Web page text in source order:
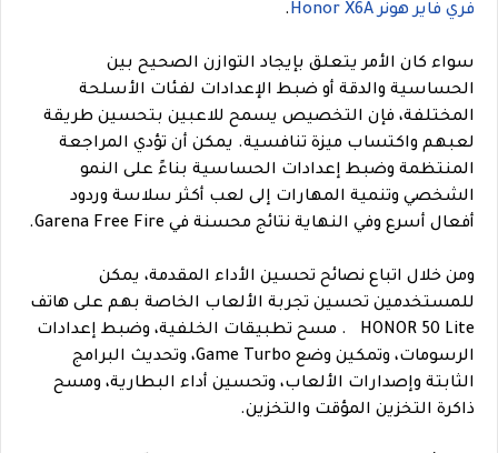
فري فاير هونر Honor X6A
.
سواء كان الأمر يتعلق بإيجاد التوازن الصحيح بين
الحساسية والدقة أو ضبط الإعدادات لفئات الأسلحة
المختلفة، فإن التخصيص يسمح للاعبين بتحسين طريقة
لعبهم واكتساب ميزة تنافسية. يمكن أن تؤدي المراجعة
المنتظمة وضبط إعدادات الحساسية بناءً على النمو
الشخصي وتنمية المهارات إلى لعب أكثر سلاسة وردود
أفعال أسرع وفي النهاية نتائج محسنة في Garena Free Fire.
ومن خلال اتباع نصائح تحسين الأداء المقدمة، يمكن
للمستخدمين تحسين تجربة الألعاب الخاصة بهم على هاتف
HONOR 50 Lite . مسح تطبيقات الخلفية، وضبط إعدادات
الرسومات، وتمكين وضع Game Turbo، وتحديث البرامج
الثابتة وإصدارات الألعاب، وتحسين أداء البطارية، ومسح
ذاكرة التخزين المؤقت والتخزين.